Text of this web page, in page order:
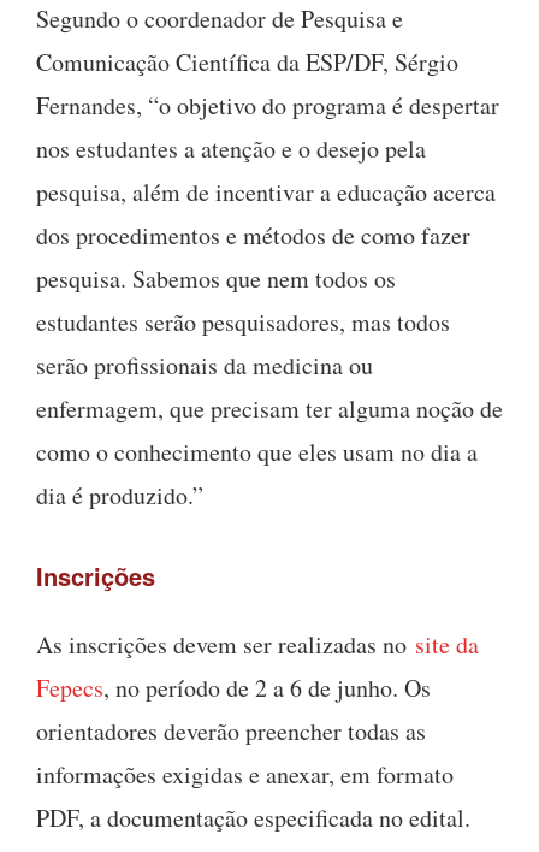
Segundo o coordenador de Pesquisa e
Comunicação Científica da ESP/DF, Sérgio
Fernandes, “o objetivo do programa é despertar
nos estudantes a atenção e o desejo pela
pesquisa, além de incentivar a educação acerca
dos procedimentos e métodos de como fazer
pesquisa. Sabemos que nem todos os
estudantes serão pesquisadores, mas todos
serão profissionais da medicina ou
enfermagem, que precisam ter alguma noção de
como o conhecimento que eles usam no dia a
dia é produzido.”
Inscrições
As inscrições devem ser realizadas no site da
Fepecs, no período de 2 a 6 de junho. Os
orientadores deverão preencher todas as
informações exigidas e anexar, em formato
PDF, a documentação especificada no edital.